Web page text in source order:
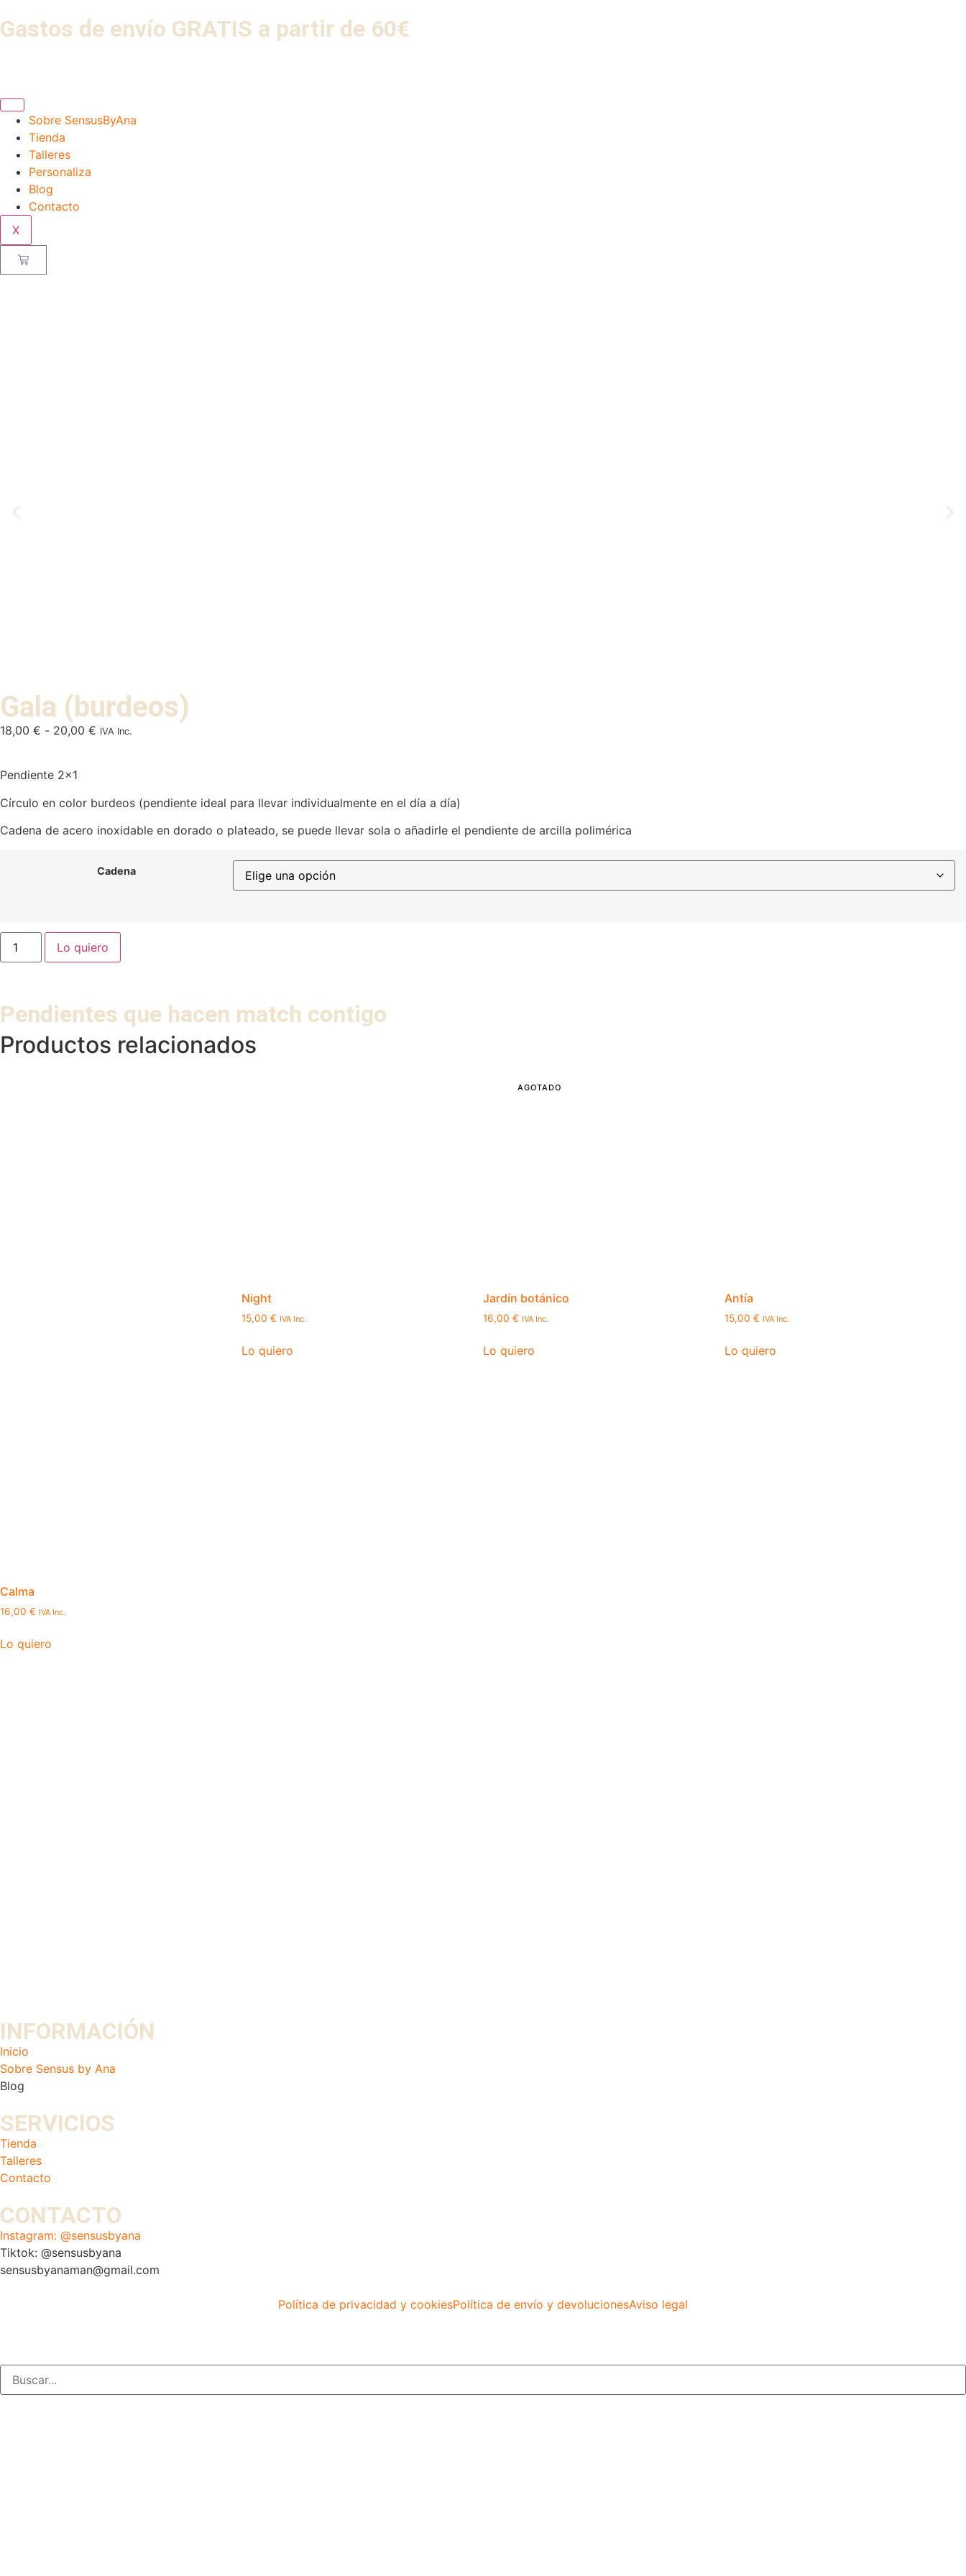
Gastos de envío GRATIS a partir de 60€
Sobre SensusByAna
Tienda
Talleres
Personaliza
Blog
Contacto
X
Gala (burdeos)
18,00 € - 20,00 € IVA Inc.
Pendiente 2×1
Círculo en color burdeos (pendiente ideal para llevar individualmente en el día a día)
Cadena de acero inoxidable en dorado o plateado, se puede llevar sola o añadirle el pendiente de arcilla polimérica
Cadena
Lo quiero
Pendientes que hacen match contigo
Productos relacionados
Night
15,00 € IVA Inc.
Lo quiero
AGOTADO
Jardín botánico
16,00 € IVA Inc.
Lo quiero
Antía
15,00 € IVA Inc.
Lo quiero
Calma
16,00 € IVA Inc.
Lo quiero
INFORMACIÓN
Inicio
Sobre Sensus by Ana
Blog
SERVICIOS
Tienda
Talleres
Contacto
CONTACTO
Instagram: @sensusbyana
Tiktok: @sensusbyana
sensusbyanaman@gmail.com
Política de privacidad y cookiesPolítica de envío y devolucionesAviso legal